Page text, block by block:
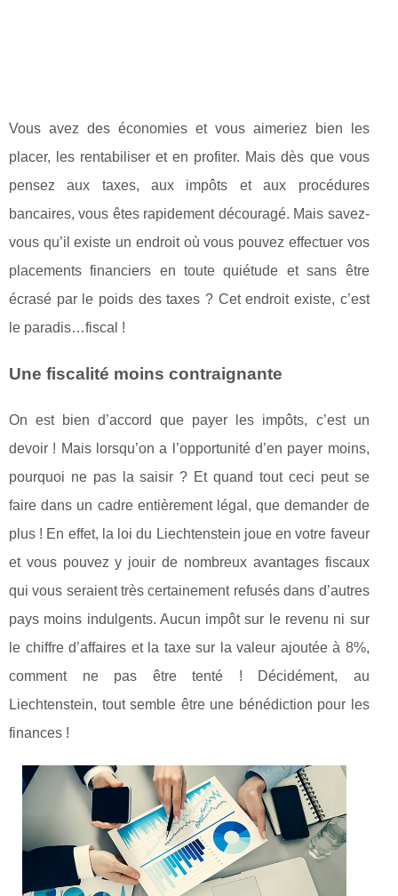
Vous avez des économies et vous aimeriez bien les
placer, les rentabiliser et en profiter. Mais dès que vous
pensez aux taxes, aux impôts et aux procédures
bancaires, vous êtes rapidement découragé. Mais savez-
vous qu’il existe un endroit où vous pouvez effectuer vos
placements financiers en toute quiétude et sans être
écrasé par le poids des taxes ? Cet endroit existe, c’est
le paradis…fiscal !
Une fiscalité moins contraignante
On est bien d’accord que payer les impôts, c’est un
devoir ! Mais lorsqu’on a l’opportunité d’en payer moins,
pourquoi ne pas la saisir ? Et quand tout ceci peut se
faire dans un cadre entièrement légal, que demander de
plus ! En effet, la loi du Liechtenstein joue en votre faveur
et vous pouvez y jouir de nombreux avantages fiscaux
qui vous seraient très certainement refusés dans d’autres
pays moins indulgents. Aucun impôt sur le revenu ni sur
le chiffre d’affaires et la taxe sur la valeur ajoutée à 8%,
comment ne pas être tenté ! Décidément, au
Liechtenstein, tout semble être une bénédiction pour les
finances !